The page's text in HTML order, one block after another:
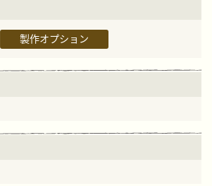
製作オプション